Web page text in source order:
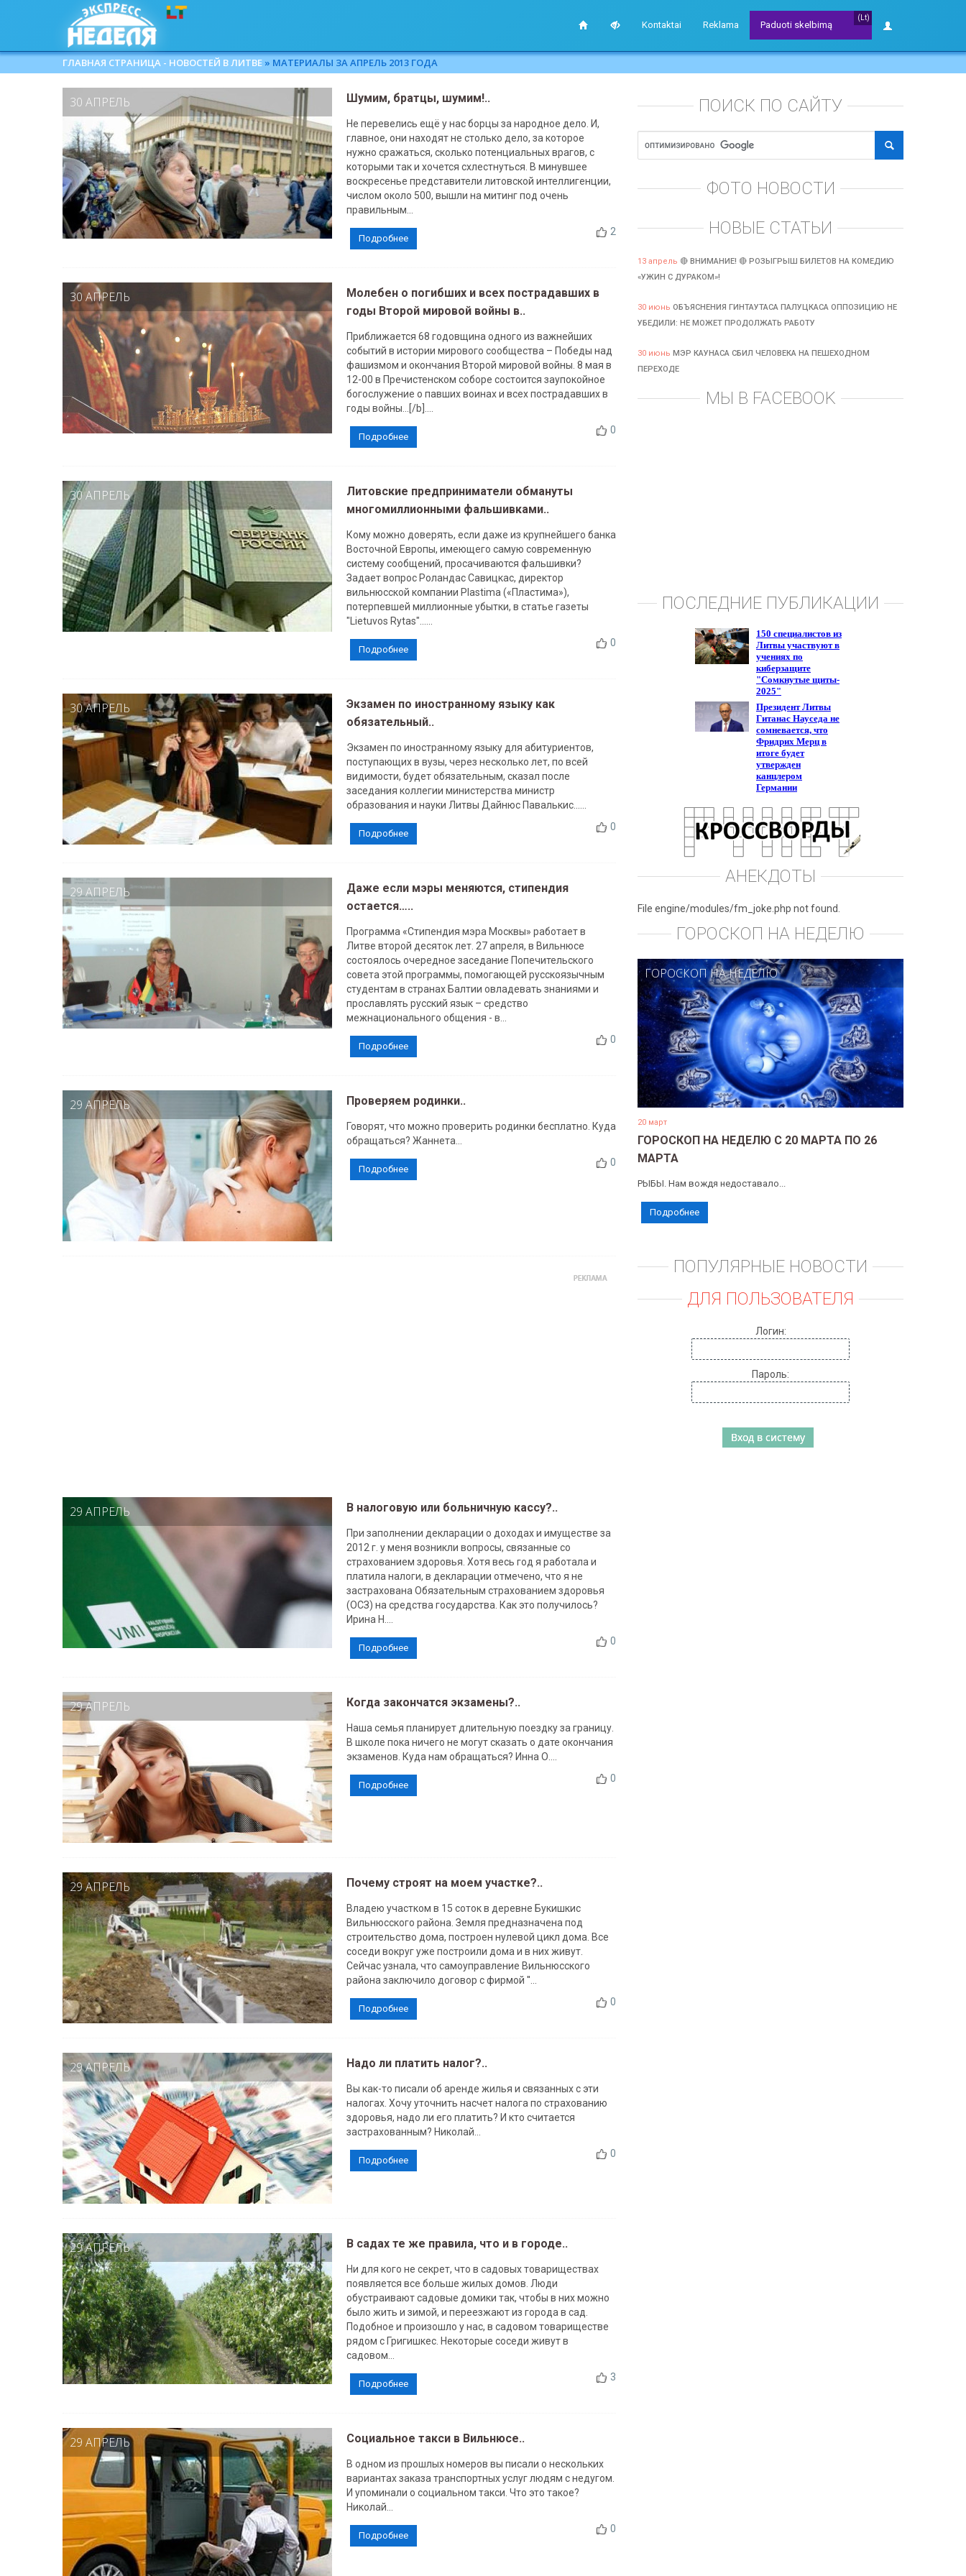
Kontaktai Reklama
(Lt)
Paduoti skelbimą
ГЛАВНАЯ СТРАНИЦА - НОВОСТЕЙ В ЛИТВЕ » МАТЕРИАЛЫ ЗА АПРЕЛЬ 2013 ГОДА
30 АПРЕЛЬ Шумим, братцы, шумим!..
Не перевелись ещё у нас борцы за народное дело. И,
главное, они находят не столько дело, за которое
нужно сражаться, сколько потенциальных врагов, с
которыми так и хочется схлестнуться. В минувшее
воскресенье представители литовской интеллигенции,
числом около 500, вышли на митинг под очень
правильным...
2
Подробнее
30 АПРЕЛЬ
Молебен о погибших и всех пострадавших в
годы Второй мировой войны в..
Приближается 68 годовщина одного из важнейших
событий в истории мирового сообщества – Победы над
фашизмом и окончания Второй мировой войны. 8 мая в
12-00 в Пречистенском соборе состоится заупокойное
богослужение о павших воинах и всех пострадавших в
годы войны...[/b]....
0
Подробнее
30 АПРЕЛЬ
Литовские предприниматели обмануты
многомиллионными фальшивками..
Кому можно доверять, если даже из крупнейшего банка
Восточной Европы, имеющего самую современную
систему сообщений, просачиваются фальшивки?
Задает вопрос Роландас Савицкас, директор
вильнюсской компании Plastima («Пластима»),
потерпевшей миллионные убытки, в статье газеты
"Lietuvos Rytas"......
0
Подробнее
30 АПРЕЛЬ
Экзамен по иностранному языку как
обязательный..
Экзамен по иностранному языку для абитуриентов,
поступающих в вузы, через несколько лет, по всей
видимости, будет обязательным, сказал после
заседания коллегии министерства министр
образования и науки Литвы Дайнюс Павалькис......
0
Подробнее
29 АПРЕЛЬ
Даже если мэры меняются, стипендия
остается…..
Программа «Стипендия мэра Москвы» работает в
Литве второй десяток лет. 27 апреля, в Вильнюсе
состоялось очередное заседание Попечительского
совета этой программы, помогающей русскоязычным
студентам в странах Балтии овладевать знаниями и
прославлять русский язык – средство
межнационального общения - в...
0
Подробнее
29 АПРЕЛЬ Проверяем родинки..
Говорят, что можно проверить родинки бесплатно. Куда
обращаться? Жаннета...
0
Подробнее
29 АПРЕЛЬ В налоговую или больничную кассу?..
При заполнении декларации о доходах и имуществе за
2012 г. у меня возникли вопросы, связанные со
страхованием здоровья. Хотя весь год я работала и
платила налоги, в декларации отмечено, что я не
застрахована Обязательным страхованием здоровья
(ОСЗ) на средства государства. Как это получилось?
Ирина Н....
0
Подробнее
29 АПРЕЛЬ Когда закончатся экзамены?..
Наша семья планирует длительную поездку за границу.
В школе пока ничего не могут сказать о дате окончания
экзаменов. Куда нам обращаться? Инна О....
0
Подробнее
29 АПРЕЛЬ Почему строят на моем участке?..
Владею участком в 15 соток в деревне Букишкис
Вильнюсского района. Земля предназначена под
строительство дома, построен нулевой цикл дома. Все
соседи вокруг уже построили дома и в них живут.
Сейчас узнала, что самоуправление Вильнюсского
района заключило договор с фирмой ''...
0
Подробнее
29 АПРЕЛЬ Надо ли платить налог?..
Вы как-то писали об аренде жилья и связанных с эти
налогах. Хочу уточнить насчет налога по страхованию
здоровья, надо ли его платить? И кто считается
застрахованным? Николай...
0
Подробнее
29 АПРЕЛЬ В садах те же правила, что и в городе..
Ни для кого не секрет, что в садовых товариществах
появляется все больше жилых домов. Люди
обустраивают садовые домики так, чтобы в них можно
было жить и зимой, и переезжают из города в сад.
Подобное и произошло у нас, в садовом товариществе
рядом с Григишкес. Некоторые соседи живут в
садовом...
3
Подробнее
29 АПРЕЛЬ Социальное такси в Вильнюсе..
В одном из прошлых номеров вы писали о нескольких
вариантах заказа транспортных услуг людям с недугом.
И упоминали о социальном такси. Что это такое?
Николай...
0
Подробнее
ПОИСК ПО САЙТУ
ФОТО НОВОСТИ
НОВЫЕ СТАТЬИ
13 апрель 🔴 ВНИМАНИЕ! 🔴 РОЗЫГРЫШ БИЛЕТОВ НА КОМЕДИЮ
«УЖИН С ДУРАКОМ»!
30 июнь ОБЪЯСНЕНИЯ ГИНТАУТАСА ПАЛУЦКАСА ОППОЗИЦИЮ НЕ
УБЕДИЛИ: НЕ МОЖЕТ ПРОДОЛЖАТЬ РАБОТУ
30 июнь МЭР КАУНАСА СБИЛ ЧЕЛОВЕКА НА ПЕШЕХОДНОМ
ПЕРЕХОДЕ
МЫ В FACEBOOK
ПОСЛЕДНИЕ ПУБЛИКАЦИИ
АНЕКДОТЫ
File engine/modules/fm_joke.php not found.
ГОРОСКОП НА НЕДЕЛЮ
ГОРОСКОП НА НЕДЕЛЮ
20 март
ГОРОСКОП НА НЕДЕЛЮ С 20 МАРТА ПО 26
МАРТА
РЫБЫ. Нам вождя недоставало...
Подробнее
ПОПУЛЯРНЫЕ НОВОСТИ
ДЛЯ ПОЛЬЗОВАТЕЛЯ
Логин:
Пароль: